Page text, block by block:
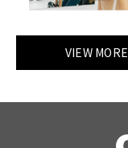
VIEW MORE